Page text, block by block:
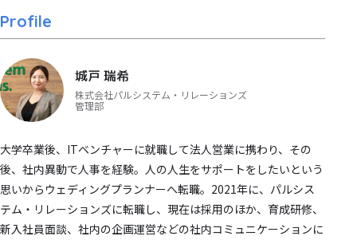
Profile
城戸 瑞希
株式会社パルシステム・リレーションズ
管理部
大学卒業後、ITベンチャーに就職して法人営業に携わり、その
後、社内異動で人事を経験。人の人生をサポートをしたいという
思いからウェディングプランナーへ転職。2021年に、パルシス
テム・リレーションズに転職し、現在は採用のほか、育成研修、
新入社員面談、社内の企画運営などの社内コミュニケーションに